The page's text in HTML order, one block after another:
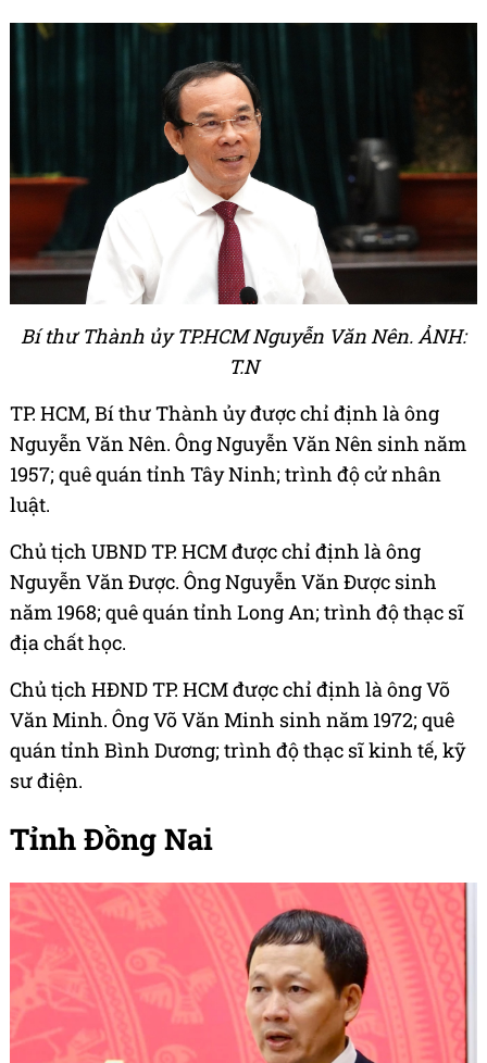
Bí thư Thành ủy TP.HCM Nguyễn Văn Nên. ẢNH:
T.N
TP. HCM, Bí thư Thành ủy được chỉ định là ông
Nguyễn Văn Nên. Ông Nguyễn Văn Nên sinh năm
1957; quê quán tỉnh Tây Ninh; trình độ cử nhân
luật.
Chủ tịch UBND TP. HCM được chỉ định là ông
Nguyễn Văn Được. Ông Nguyễn Văn Được sinh
năm 1968; quê quán tỉnh Long An; trình độ thạc sĩ
địa chất học.
Chủ tịch HĐND TP. HCM được chỉ định là ông Võ
Văn Minh. Ông Võ Văn Minh sinh năm 1972; quê
quán tỉnh Bình Dương; trình độ thạc sĩ kinh tế, kỹ
sư điện.
Tỉnh Đồng Nai